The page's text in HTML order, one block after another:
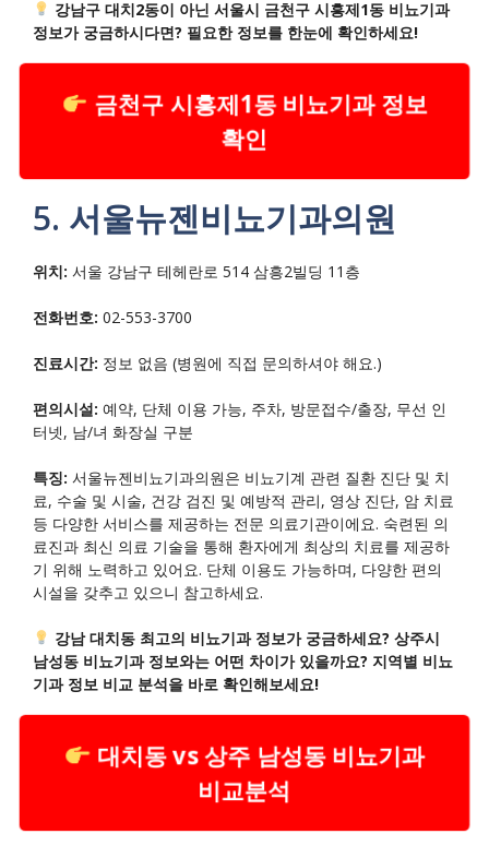
강남구 대치2동이 아닌 서울시 금천구 시흥제1동 비뇨기과
정보가 궁금하시다면? 필요한 정보를 한눈에 확인하세요!
금천구 시흥제1동 비뇨기과 정보
확인
5. 서울뉴젠비뇨기과의원
위치: 서울 강남구 테헤란로 514 삼흥2빌딩 11층
전화번호: 02-553-3700
진료시간: 정보 없음 (병원에 직접 문의하셔야 해요.)
편의시설: 예약, 단체 이용 가능, 주차, 방문접수/출장, 무선 인
터넷, 남/녀 화장실 구분
특징: 서울뉴젠비뇨기과의원은 비뇨기계 관련 질환 진단 및 치
료, 수술 및 시술, 건강 검진 및 예방적 관리, 영상 진단, 암 치료
등 다양한 서비스를 제공하는 전문 의료기관이에요. 숙련된 의
료진과 최신 의료 기술을 통해 환자에게 최상의 치료를 제공하
기 위해 노력하고 있어요. 단체 이용도 가능하며, 다양한 편의
시설을 갖추고 있으니 참고하세요.
강남 대치동 최고의 비뇨기과 정보가 궁금하세요? 상주시
남성동 비뇨기과 정보와는 어떤 차이가 있을까요? 지역별 비뇨
기과 정보 비교 분석을 바로 확인해보세요!
대치동 vs 상주 남성동 비뇨기과
비교분석